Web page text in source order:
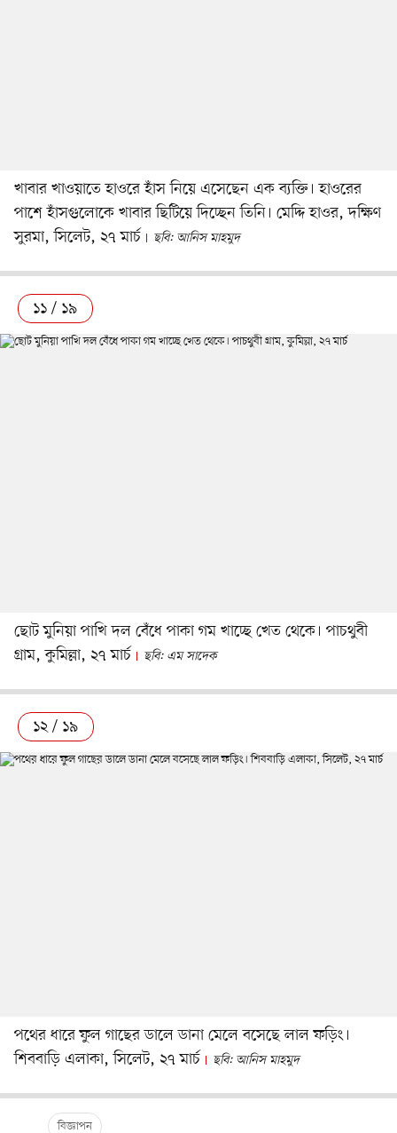
খাবার খাওয়াতে হাওরে হাঁস নিয়ে এসেছেন এক ব্যক্তি। হাওরের
পাশে হাঁসগুলোকে খাবার ছিটিয়ে দিচ্ছেন তিনি। মেদ্দি হাওর, দক্ষিণ
সুরমা, সিলেট, ২৭ মার্চ
ছবি: আনিস মাহমুদ
১১ / ১৯
ছোট মুনিয়া পাখি দল বেঁধে পাকা গম খাচ্ছে খেত থেকে। পাচথুবী
গ্রাম, কুমিল্লা, ২৭ মার্চ
ছবি: এম সাদেক
১২ / ১৯
পথের ধারে ফুল গাছের ডালে ডানা মেলে বসেছে লাল ফড়িং।
শিববাড়ি এলাকা, সিলেট, ২৭ মার্চ
ছবি: আনিস মাহমুদ